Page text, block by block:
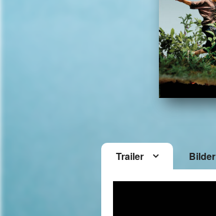
Trailer Bilder